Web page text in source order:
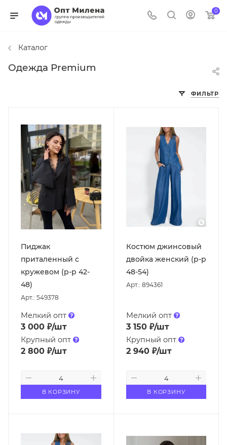
0
Каталог
Одежда Premium
ФИЛЬТР
Пиджак
приталенный с
кружевом (р-р 42-
48)
Арт.: 549378
Мелкий опт
3 000 ₽/шт
Крупный опт
2 800 ₽/шт
В КОРЗИНУ
Костюм джинсовый
двойка женский (р-р
48-54)
Арт.: 894361
Мелкий опт
3 150₽/шт
Крупный опт
2 940₽/шт
В КОРЗИНУ